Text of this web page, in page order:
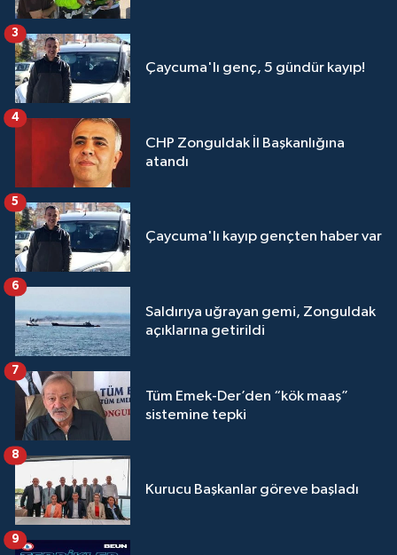
Çaycuma'lı genç, 5 gündür kayıp!
3
CHP Zonguldak İl Başkanlığına
atandı
4
Çaycuma'lı kayıp gençten haber var
5
Saldırıya uğrayan gemi, Zonguldak
açıklarına getirildi
6
Tüm Emek-Der’den “kök maaş”
sistemine tepki
7
Kurucu Başkanlar göreve başladı
8
9